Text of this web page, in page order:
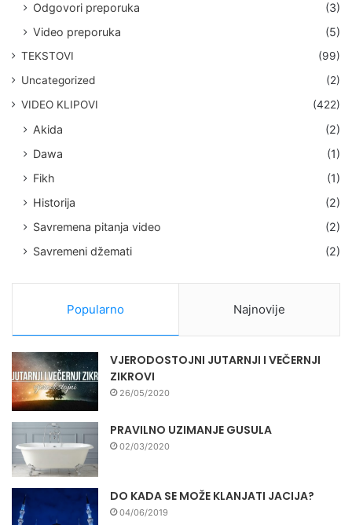
Odgovori preporuka
(3)
Video preporuka
(5)
TEKSTOVI
(99)
Uncategorized
(2)
VIDEO KLIPOVI
(422)
Akida
(2)
Dawa
(1)
Fikh
(1)
Historija
(2)
Savremena pitanja video
(2)
Savremeni džemati
(2)
Popularno Najnovije
VJERODOSTOJNI JUTARNJI I VEČERNJI
ZIKROVI
26/05/2020
PRAVILNO UZIMANJE GUSULA
02/03/2020
DO KADA SE MOŽE KLANJATI JACIJA?
04/06/2019